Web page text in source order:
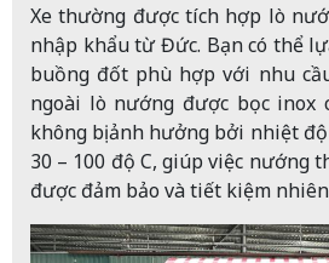
Xe thường được tích hợp lò
nhập khẩu từ Đức. Bạn có thể
buồng đốt phù hợp với nhu
ngoài lò nướng được bọc inox
không bị ảnh hưởng bởi nhiệt
30 – 100 độ C, giúp việc nướng
được đảm bảo và tiết kiệm